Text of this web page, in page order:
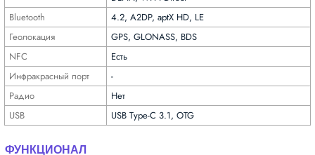
Bluetooth
4.2, A2DP, aptX HD, LE
Геолока­ция
GPS, GLONASS, BDS
NFC
Есть
Инфра­красный порт
-
Радио
Нет
USB
USB Type-C 3.1, OTG
ФУНКЦИОНАЛ